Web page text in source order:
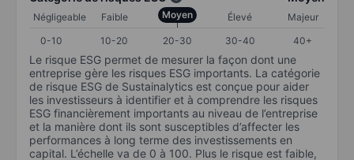
Négligeable Faible Moyen Élevé
Majeur
0-10
10-20 20-30 30-40 40+
Le risque ESG permet de mesurer la façon dont une
entreprise gère les risques ESG importants. La catégorie
de risque ESG de Sustainalytics est conçue pour aider
les investisseurs à identifier et à comprendre les risques
ESG financièrement importants au niveau de l’entreprise
et la manière dont ils sont susceptibles d’affecter les
performances à long terme des investissements en
capital. L’échelle va de 0 à 100. Plus le risque est faible,